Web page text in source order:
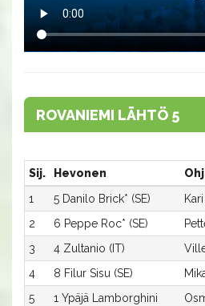
ROVANIEMI LÄHTÖ 5
Sij. Hevonen
1
5 Danilo Brick* (SE)
2
6 Peppe Roc* (SE)
3
4 Zultanio (IT)
4
8 Filur Sisu (SE)
5
1 Ypäjä Lamborghini